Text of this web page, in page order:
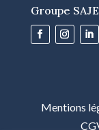
Groupe
Mentions